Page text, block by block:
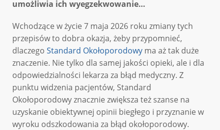
umożliwia ich wyegzekwowanie…
Wchodzące w życie 7 maja 2026 roku zmiany tych
przepisów to dobra okazja, żeby przypomnieć,
dlaczego Standard Okołoporodowy ma aż tak duże
znaczenie. Nie tylko dla samej jakości opieki, ale i dla
odpowiedzialności lekarza za błąd medyczny. Z
punktu widzenia pacjentów, Standard
Okołoporodowy znacznie zwiększa też szanse na
uzyskanie obiektywnej opinii biegłego i przyznanie w
wyroku odszkodowania za błąd okołoporodowy.